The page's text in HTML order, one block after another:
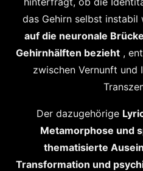
das Gehirn selbst instabil
auf die neuronale
Gehirnhälften bezieht ,
zwischen Vernunft und
Der dazugehörige
Metamorphose und
thematisierte
Transformation und